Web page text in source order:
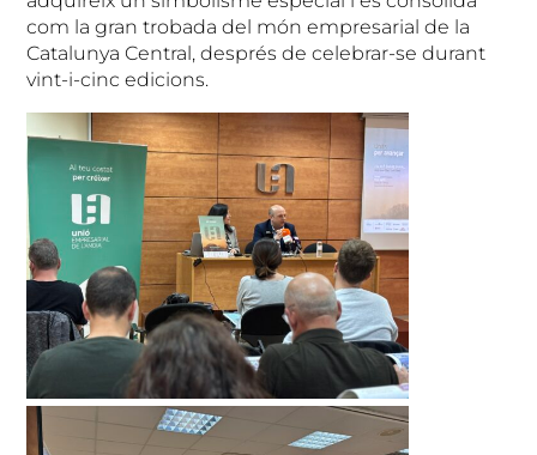
com la gran trobada del món empresarial de la
Catalunya Central, després de celebrar-se durant
vint-i-cinc edicions.